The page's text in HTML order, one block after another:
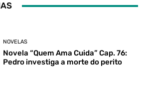
NOVELAS
Novela “Quem Ama Cuida” Cap. 76:
Pedro investiga a morte do perito